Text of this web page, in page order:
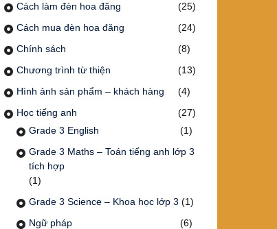
Cách làm đèn hoa đăng
(25)
Cách mua đèn hoa đăng
(24)
Chính sách
(8)
Chương trình từ thiện
(13)
Hình ảnh sản phẩm – khách hàng
(4)
Học tiếng anh
(27)
Grade 3 English
(1)
Grade 3 Maths – Toán tiếng anh lớp 3
tích hợp
(1)
Grade 3 Science – Khoa học lớp 3 (1)
Ngữ pháp
(6)